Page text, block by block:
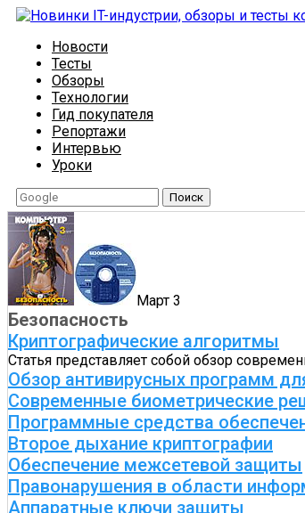
Новости
Тесты
Обзоры
Технологии
Гид покупателя
Репортажи
Интервью
Уроки
Поиск
Март 3
Безопасность
Криптографические алгоритмы
Статья представляет собой обзор
Обзор антивирусных программ
Современные биометрические
Программные средства
Второе дыхание криптографии
Обеспечение межсетевой защиты
Правонарушения в области
Аппаратные ключи защиты